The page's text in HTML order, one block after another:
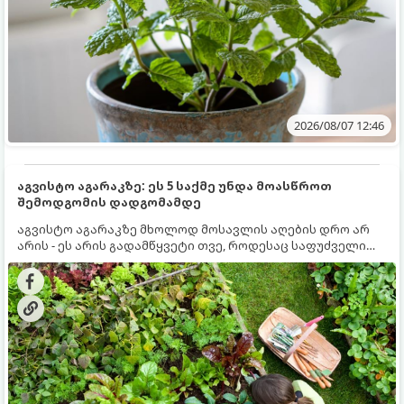
2026/08/07 12:46
აგვისტო აგარაკზე: ეს 5 საქმე უნდა მოასწროთ
შემოდგომის დადგომამდე
აგვისტო აგარაკზე მხოლოდ მოსავლის აღების დრო არ
არის - ეს არის გადამწყვეტი თვე, როდესაც საფუძველი
ეყრება მომავალი წლის მოსავალს და ბაღი მზადდება
შემოდგომა-ზამთრის სეზონისთვის. იმისათვის, რომ
ნიადაგმა ენერგია აღიდგინოს, ხოლო მცენარეებმა
ზამთარს გაუძლონ, აგვისტოს ბოლომდე 5
მნიშვნელოვანი საქმის გაკეთება უნდა მოასწროთ: